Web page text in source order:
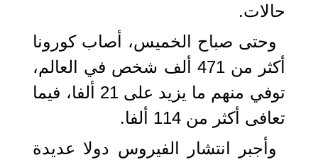
حالات.
وحتى صباح الخميس، أصاب كورونا
أكثر من 471 ألف شخص في العالم،
توفي منهم ما يزيد على 21 ألفا، فيما
تعافى أكثر من 114 ألفا.
وأجبر انتشار الفيروس دولا عديدة